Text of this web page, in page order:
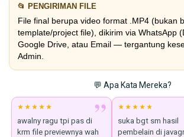
📂 PENGIRIMAN FILE
File final berupa video format .MP4 (bukan
template/project file), dikirim via WhatsApp
Google Drive, atau Email — tergantung
Admin.
💬 Apa Kata Mereka?
”
★★★★★
awalny ragu tpi pas di
krm file previewnya wah
★★★★★
suka bgt sm hasil
pembelain di